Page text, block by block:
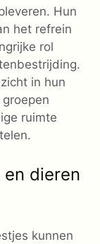
Hun
het refrein
rol
in hun
ruimte
en dieren
kunnen